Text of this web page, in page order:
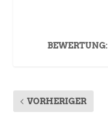
BEWERTUNG:
VORHERIGER